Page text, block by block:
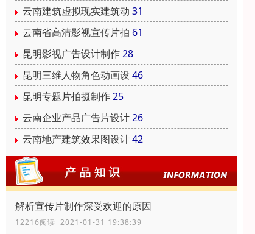
云南建筑虚拟现实建筑动 31
云南省高清影视宣传片拍 61
昆明影视广告设计制作28
昆明三维人物角色动画设 46
昆明专题片拍摄制作25
云南企业产品广告片设计26
云南地产建筑效果图设计42
解析宣传片制作深受欢迎的原因
12216阅读 2021-01-31 19:38:39